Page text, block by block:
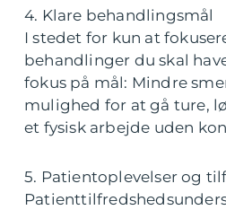
4. Klare behandlingsmål
I stedet for kun at
behandlinger du skal
fokus på mål: Mindre
mulighed for at gå ture,
et fysisk arbejde uden
5. Patientoplevelser og